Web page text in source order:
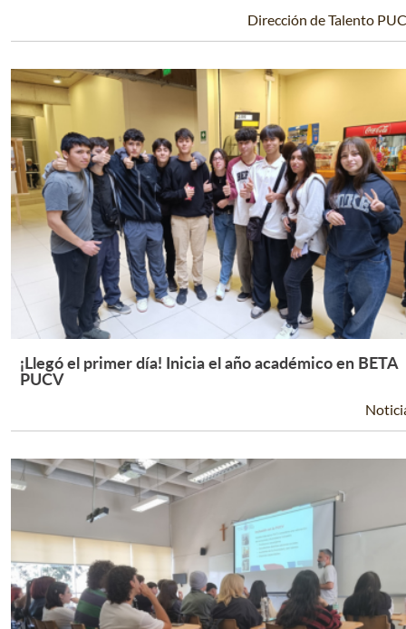
Dirección de Talento
Leer Más +
¡Llegó el primer día! Inicia el año académico en BETA
PUCV